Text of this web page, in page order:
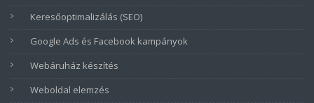
Keresőoptimalizálás (SEO)
Google Ads és Facebook kampányok
Webáruház készítés
Weboldal elemzés